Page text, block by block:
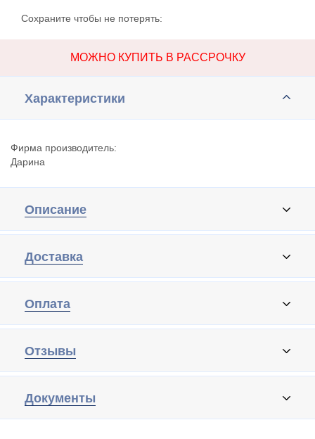
Сохраните чтобы не потерять:
МОЖНО КУПИТЬ В РАССРОЧКУ
Характеристики
Фирма производитель:
Дарина
Описание
Доставка
Оплата
Отзывы
Документы